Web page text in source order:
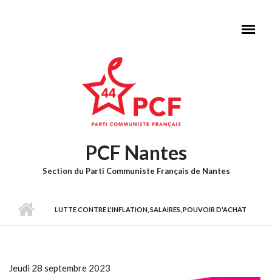
PCF Nantes
Section du Parti Communiste Français de Nantes
Menu principal
LUTTE CONTRE L'INFLATION, SALAIRES, POUVOIR D'ACHAT
Jeudi 28 septembre 2023